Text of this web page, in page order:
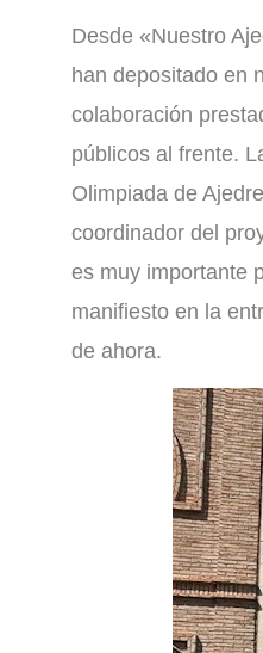
Desde «Nuestro
han depositado en
colaboración
públicos al frente.
Olimpiada de
coordinador del
es muy importante
manifiesto en la
de ahora.